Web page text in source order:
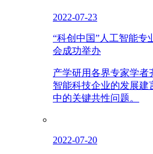
2022-07-23
“科创中国”人工智能专
会成功举办
产学研用各界专家学者
智能科技企业的发展建
中的关键共性问题。
2022-07-20